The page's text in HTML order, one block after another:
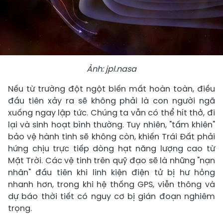
Ảnh: jpl.nasa
Nếu từ trường đột ngột biến mất hoàn toàn, điều
đầu tiên xảy ra sẽ không phải là con người ngã
xuống ngay lập tức. Chúng ta vẫn có thể hít thở, đi
lại và sinh hoạt bình thường. Tuy nhiên, "tấm khiên"
bảo vệ hành tinh sẽ không còn, khiến Trái Đất phải
hứng chịu trực tiếp dòng hạt năng lượng cao từ
Mặt Trời. Các vệ tinh trên quỹ đạo sẽ là những "nạn
nhân" đầu tiên khi linh kiện điện tử bị hư hỏng
nhanh hơn, trong khi hệ thống GPS, viễn thông và
dự báo thời tiết có nguy cơ bị gián đoạn nghiêm
trọng.